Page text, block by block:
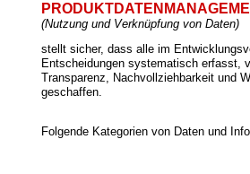
(Nutzung und Verknüpfung von Daten)
stellt sicher, dass alle im
Entscheidungen systematisch erfasst,
Transparenz, Nachvollziehbarkeit und
geschaffen.
Folgende Kategorien von Daten und